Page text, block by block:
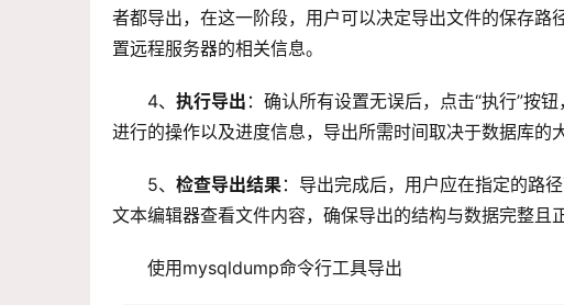
者都导出，在这一阶段，用户可以决定导出文件的保存
置远程服务器的相关信息。
4、 执行导出 ：确认所有设置无误后，点击“执行”按
进行的操作以及进度信息，导出所需时间取决于数据库的
5、 检查导出结果：导出完成后，用户应在指定的路
文本编辑器查看文件内容，确保导出的结构与数据完整且正
使用mysqldump命令行工具导出